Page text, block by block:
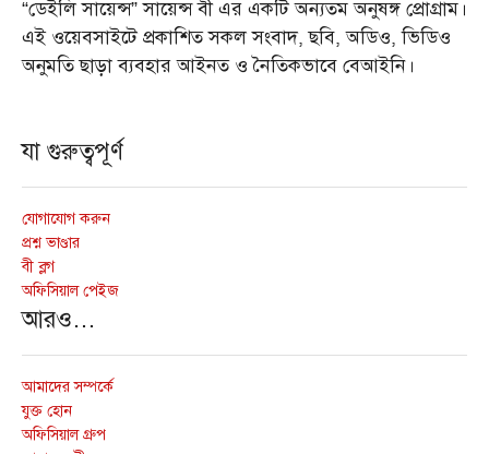
“ডেইলি সায়েন্স” সায়েন্স বী এর একটি অন্যতম অনুষঙ্গ প্রোগ্রাম।
এই ওয়েবসাইটে প্রকাশিত সকল সংবাদ, ছবি, অডিও, ভিডিও
অনুমতি ছাড়া ব্যবহার আইনত ও নৈতিকভাবে বেআইনি।
যা গুরুত্বপূর্ণ
যোগাযোগ করুন
প্রশ্ন ভাণ্ডার
বী ব্লগ
অফিসিয়াল পেইজ
আরও…
আমাদের সম্পর্কে
যুক্ত হোন
অফিসিয়াল গ্রুপ